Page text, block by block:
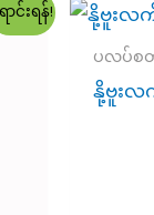
ာင်းရန်!
ပလပ်စ
နို့ဗူးလ